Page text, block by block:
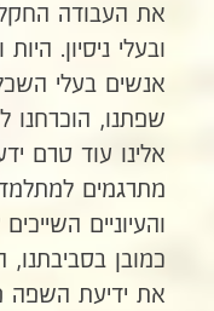
את העבודה
ובעלי ניסיון.
אנשים בעלי
שפתנו, הוכרחנו
אלינו עוד טרם
מתרגמים
והעיוניים
כמובן
את ידיעת השפה